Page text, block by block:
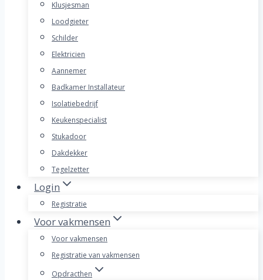
Klusjesman
Loodgieter
Schilder
Elektricien
Aannemer
Badkamer Installateur
Isolatiebedrijf
Keukenspecialist
Stukadoor
Dakdekker
Tegelzetter
Login
Registratie
Voor vakmensen
Voor vakmensen
Registratie van vakmensen
Opdracthen